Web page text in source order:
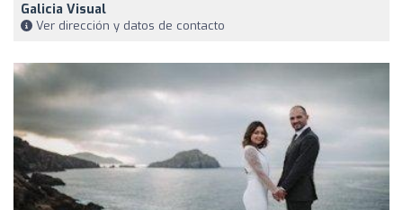
Galicia Visual
Ver dirección y datos de contacto